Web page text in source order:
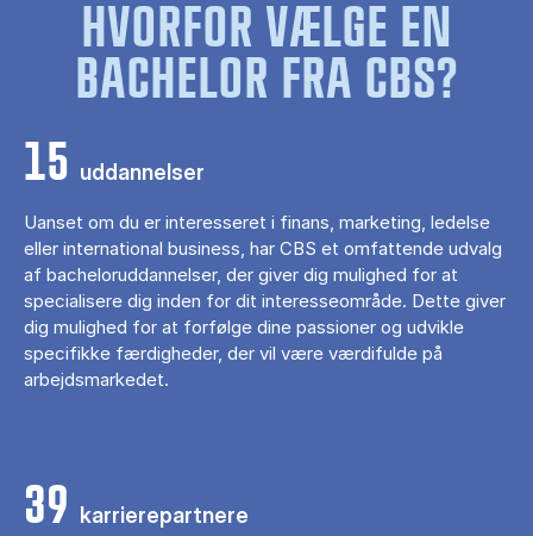
HVORFOR VÆLGE EN
BACHELOR FRA CBS?
15 uddannelser
Uanset om du er interesseret i finans, marketing, ledelse
eller international business, har CBS et omfattende udvalg
af bacheloruddannelser, der giver dig mulighed for at
specialisere dig inden for dit interesseområde. Dette giver
dig mulighed for at forfølge dine passioner og udvikle
specifikke færdigheder, der vil være værdifulde på
arbejdsmarkedet.
39 karrierepartnere